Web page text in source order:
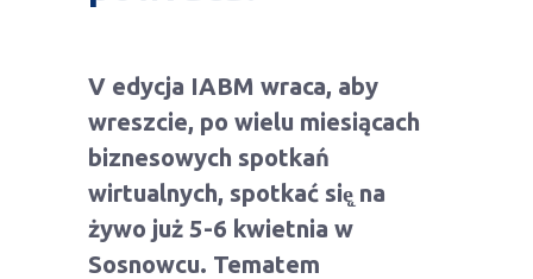
V edycja IABM wraca, aby
wreszcie, po wielu miesiącach
biznesowych spotkań
wirtualnych, spotkać się̨ na
żywo już 5-6 kwietnia w
Sosnowcu. Tematem